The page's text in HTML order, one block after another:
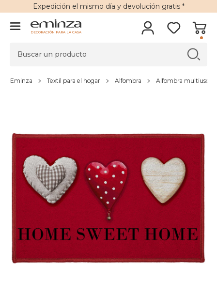
Expedición el mismo día y devolución gratis*
DECORACIÓN PARA LA CASA
Eminza Textil para el hogar Alfombra Alfombra multiusos